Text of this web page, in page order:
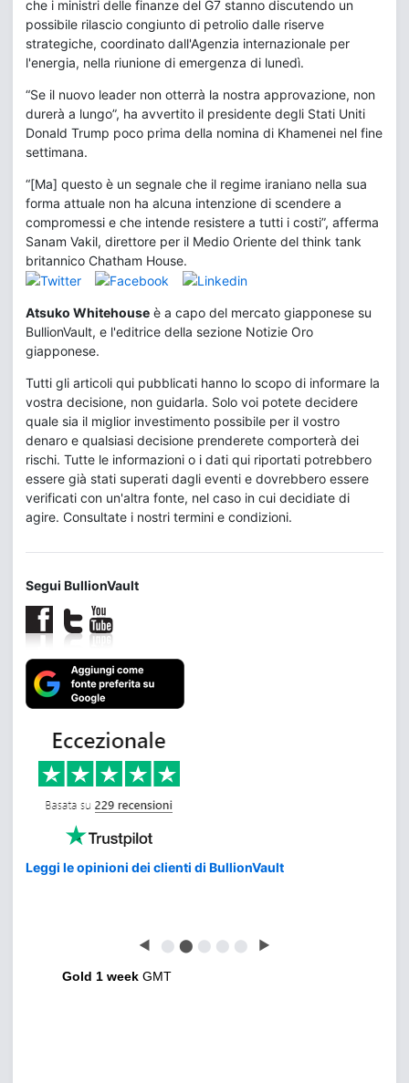
che i ministri delle finanze del G7 stanno discutendo un
possibile rilascio congiunto di petrolio dalle riserve
strategiche, coordinato dall'Agenzia internazionale per
l'energia, nella riunione di emergenza di lunedì.
“Se il nuovo leader non otterrà la nostra approvazione, non
durerà a lungo”, ha avvertito il presidente degli Stati Uniti
Donald Trump poco prima della nomina di Khamenei nel fine
settimana.
“[Ma] questo è un segnale che il regime iraniano nella sua
forma attuale non ha alcuna intenzione di scendere a
compromessi e che intende resistere a tutti i costi”, afferma
Sanam Vakil, direttore per il Medio Oriente del think tank
britannico Chatham House.
Atsuko Whitehouse è a capo del mercato giapponese su
BullionVault, e l'editrice della sezione Notizie Oro
giapponese.
Tutti gli articoli qui pubblicati hanno lo scopo di informare la
vostra decisione, non guidarla. Solo voi potete decidere
quale sia il miglior investimento possibile per il vostro
denaro e qualsiasi decisione prenderete comporterà dei
rischi. Tutte le informazioni o i dati qui riportati potrebbero
essere già stati superati dagli eventi e dovrebbero essere
verificati con un'altra fonte, nel caso in cui decidiate di
agire. Consultate i nostri termini e condizioni.
Segui BullionVault
Leggi le opinioni dei clienti di BullionVault
◀ ⬤ ⬤ ⬤ ⬤ ⬤ ▶
Gold 1 week GMT